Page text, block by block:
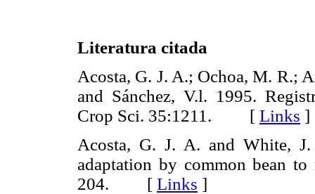
Literatura citada
Acosta, G. J. A.; Ochoa, M. R.;
and Sánchez, V.l. 1995.
Crop Sci. 35:1211. [ Links ]
Acosta, G. J. A. and White,
adaptation by common bean
204. [ Links ]